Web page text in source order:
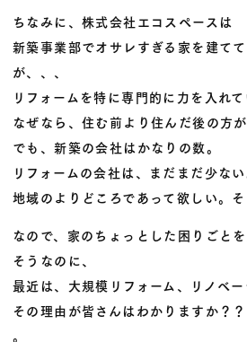
ちなみに、株式会社エコスペースは
新築事業部でオサレすぎる家を建て
が、、、
リフォームを特に専門的に力を入れて
なぜなら、住む前より住んだ後の方
でも、新築の会社はかなりの数。
リフォームの会社は、まだまだ少ない
地域のよりどころであって欲しい。
なので、家のちょっとした困りごとを
そうなのに、
最近は、大規模リフォーム、リノベー
その理由が皆さんはわかりますか？？
。